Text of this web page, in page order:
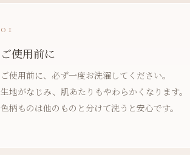
01
ご使用前に
ご使用前に、必ず一度お洗濯してください。
生地がなじみ、肌あたりもやわらかくなります。
色柄ものは他のものと分けて洗うと安心です。